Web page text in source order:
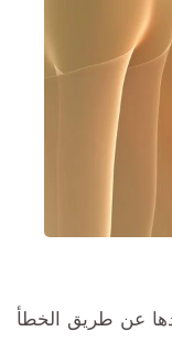
عن طريق الخطأ